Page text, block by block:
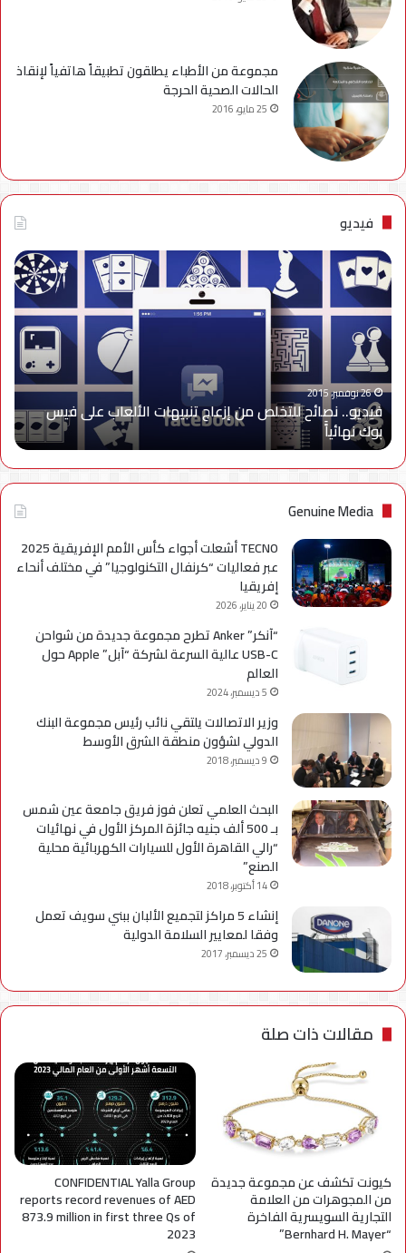
مجموعة من الأطباء يطلقون تطبيقاً هاتفياً لإنقاذ
الحالات الصحية الحرجة
25 مايو، 2016
فيديو
فيديو..
نصائح
للتخلص
من
إزعاج
تنبيهات
الألعاب
على
فيس
بوك
نهائياًَ
26 نوفمبر، 2015
فيديو.. نصائح للتخلص من إزعاج تنبيهات الألعاب على فيس
بوك نهائياًَ
Genuine Media
TECNO أشعلت أجواء كأس الأمم الإفريقية 2025
عبر فعاليات “كرنفال التكنولوجيا” في مختلف أنحاء
إفريقيا
20 يناير، 2026
“آنكر” Anker تطرح مجموعة جديدة من شواحن
USB-C عالية السرعة لشركة “آبل” Apple حول
العالم
5 ديسمبر، 2024
وزير الاتصالات يلتقي نائب رئيس مجموعة البنك
الدولي لشؤون منطقة الشرق الأوسط
9 ديسمبر، 2018
البحث العلمي تعلن فوز فريق جامعة عين شمس
بـ 500 ألف جنيه جائزة المركز الأول في نهائيات
“رالي القاهرة الأول للسيارات الكهربائية محلية
الصنع”
14 أكتوبر، 2018
إنشاء 5 مراكز لتجميع الألبان ببني سويف تعمل
وفقا لمعايير السلامة الدولية
25 ديسمبر، 2017
مقالات ذات صلة
كيونت تكشف عن مجموعة جديدة
من المجوهرات من العلامة
التجارية السويسرية الفاخرة
“Bernhard H. Mayer”
CONFIDENTIAL Yalla Group
reports record revenues of AED
873.9 million in first three Qs of
2023